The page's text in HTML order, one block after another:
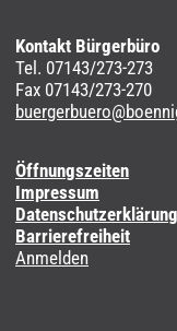
Kontakt Bürgerbüro
Tel. 07143/273-273
Fax 07143/273-270
Öffnungszeiten
Impressum
Datenschutzerklärung
Barrierefreiheit
Anmelden